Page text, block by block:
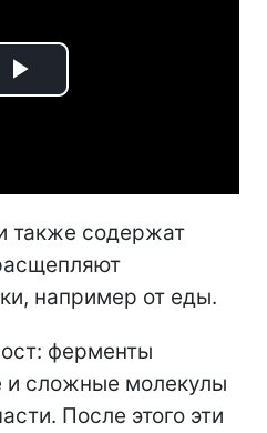
Play
также содержат
например от еды.
ферменты
и сложные молекулы
После этого эти